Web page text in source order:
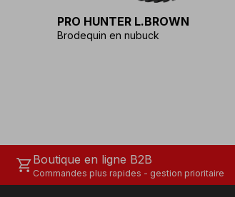
PRO HUNTER L.BROWN
Brodequin en nubuck
shopping_cartBoutique en ligne B2B
Commandes plus rapides - gestion prioritaire